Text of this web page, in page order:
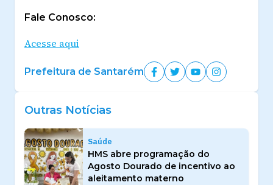
Fale Conosco:
Acesse aqui
Prefeitura de Santarém
Outras Notícias
Saúde
HMS abre programação do
Agosto Dourado de incentivo ao
aleitamento materno